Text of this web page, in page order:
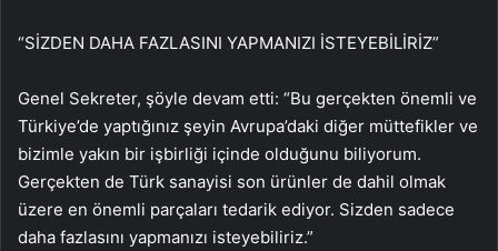
“SİZDEN DAHA FAZLASINI YAPMANIZI İSTEYEBİLİRİZ”
Genel Sekreter, şöyle devam etti: “Bu gerçekten önemli ve
Türkiye’de yaptığınız şeyin Avrupa’daki diğer müttefikler ve
bizimle yakın bir işbirliği içinde olduğunu biliyorum.
Gerçekten de Türk sanayisi son ürünler de dahil olmak
üzere en önemli parçaları tedarik ediyor. Sizden sadece
daha fazlasını yapmanızı isteyebiliriz.”